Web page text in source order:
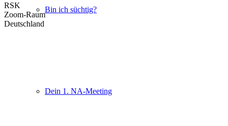
Bin ich süchtig?
Dein 1. NA-Meeting
RSK
Zoom-Raum
Deutschland